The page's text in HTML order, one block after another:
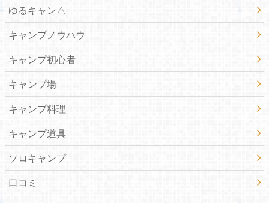
ゆるキャン△
キャンプノウハウ
キャンプ初心者
キャンプ場
キャンプ料理
キャンプ道具
ソロキャンプ
口コミ